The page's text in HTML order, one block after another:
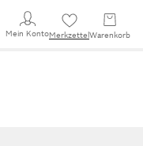
Mein KontoMerkzettel Warenkorb